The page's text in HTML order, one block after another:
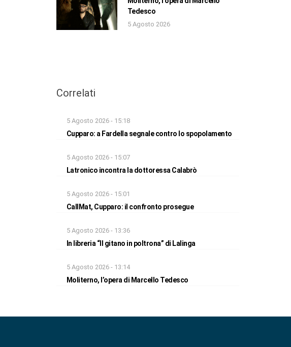
Tedesco
5 Agosto 2026
Correlati
5 Agosto 2026 - 15:18
Cupparo: a Fardella segnale contro lo spopolamento
5 Agosto 2026 - 15:07
Latronico incontra la dottoressa Calabrò
5 Agosto 2026 - 15:01
CallMat, Cupparo: il confronto prosegue
5 Agosto 2026 - 13:36
In libreria “Il gitano in poltrona” di Lalinga
5 Agosto 2026 - 13:14
Moliterno, l’opera di Marcello Tedesco